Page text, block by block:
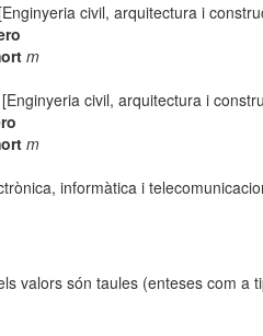
[Enginyeria civil, arquitectura i
m
[Enginyeria civil, arquitectura i
m
informàtica i
valors són taules (enteses com